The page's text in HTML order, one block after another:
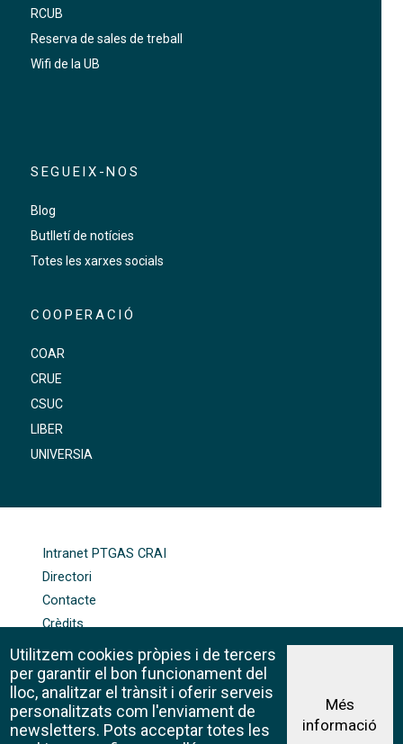
RCUB
Reserva de sales de treball
Wifi de la UB
SEGUEIX-NOS
Blog
Butlletí de notícies
Totes les xarxes socials
COOPERACIÓ
COAR
CRUE
CSUC
LIBER
UNIVERSIA
Intranet PTGAS CRAI
Directori
Contacte
Crèdits
Política de galetes
Avís legal
©CRAI Universitat de Barcelona
Utilitzem cookies pròpies i de tercers
per garantir el bon funcionament del
lloc, analitzar el trànsit i oferir serveis
personalitzats com l'enviament de
newsletters. Pots acceptar totes les
Més
informació